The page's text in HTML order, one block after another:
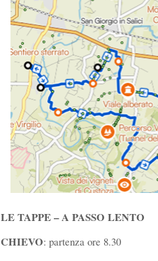
LE TAPPE – A PASSO LENTO
CHIEVO: partenza ore 8.30